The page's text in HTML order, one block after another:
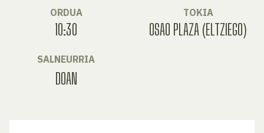
ORDUA
10:30
TOKIA
OSAO PLAZA (ELTZIEGO)
SALNEURRIA
DOAN